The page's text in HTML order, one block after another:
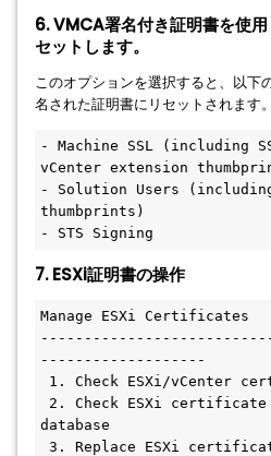
6. VMCA署名付き証明書を使
セットします。
このオプションを選択すると、以下
名された証明書にリセットされます。
- Machine SSL (including
vCenter extension
- Solution Users
thumbprints)
- STS Signing
7. ESXi証明書の操作
Manage ESXi Certificates
-------------------
1. Check ESXi/vCenter
2. Check ESXi certificate
database
3. Replace ESXi